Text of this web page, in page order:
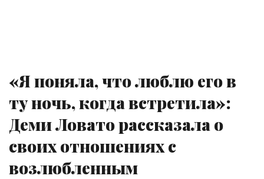
«Я поняла, что люблю его в
ту ночь, когда встретила»:
Деми Ловато рассказала о
своих отношениях с
возлюбленным